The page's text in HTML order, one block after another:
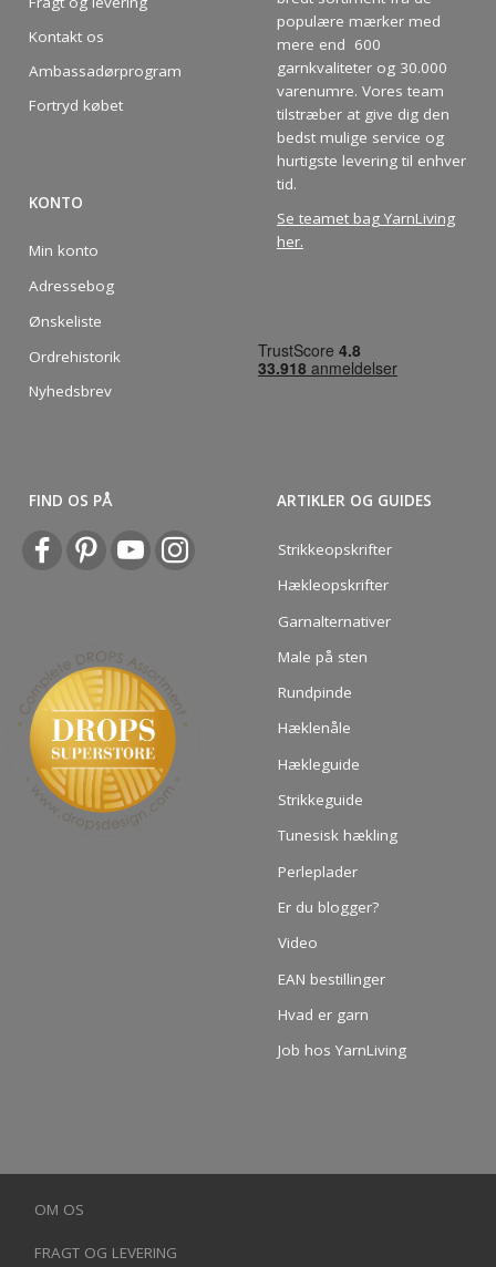
Kontakt os
Ambassadørprogram
Fortryd købet
KONTO
Min konto
Adressebog
Ønskeliste
Ordrehistorik
Nyhedsbrev
populære mærker med
mere end 600
garnkvaliteter og 30.000
varenumre. Vores team
tilstræber at give dig den
bedst mulige service og
hurtigste levering til enhver
tid.
Se teamet bag YarnLiving
her.
FIND OS PÅ ARTIKLER OG GUIDES
Strikkeopskrifter
Hækleopskrifter
Garnalternativer
Male på sten
Rundpinde
Hæklenåle
Hækleguide
Strikkeguide
Tunesisk hækling
Perleplader
Er du blogger?
Video
EAN bestillinger
Hvad er garn
Job hos YarnLiving
OM OS
FRAGT OG LEVERING